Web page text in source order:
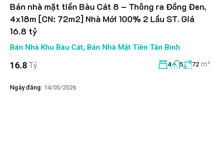
Bán nhà mặt tiền Bàu Cát 8 – Thông ra Đồng Đen,
4x18m [CN: 72m2] Nhà Mới 100% 2 Lầu ST. Giá
16.8 tỷ
Bán Nhà Khu Bàu Cát, Bán Nhà Mặt Tiền Tân Bình
16.8 Tỷ 4 5 72 m²
Ngày đăng: 14/05/2026